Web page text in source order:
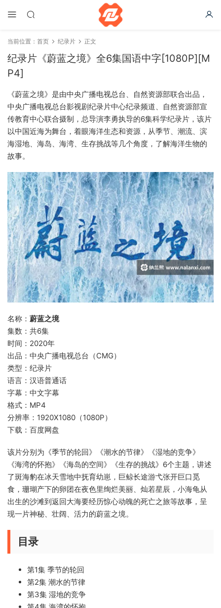
当前位置： 首页 纪录片 正文
纪录片《蔚蓝之境》全6集国语中字[1080P][M
P4]
《蔚蓝之境》是由中央广播电视总台、自然资源部联合出品，
中央广播电视总台影视剧纪录片中心纪录频道、自然资源部宣
传教育中心联合摄制，总导演李勇执导的6集科学纪录片，该片
以中国近海为舞台，着眼海洋生态和资源，从季节、潮流、滨
海湿地、海岛、海湾、生存挑战等几个角度，了解海洋生物的
故事。
名称： 蔚蓝之境
集数：共6集
时间：2020年
出品：中央广播电视总台（CMG）
类型：纪录片
语言：汉语普通话
字幕：中文字幕
格式：MP4
分辨率：1920X1080（1080P）
下载：百度网盘
该片分别为《季节的轮回》《潮水的节律》《湿地的竞争》
《海湾的怀抱》《海岛的空间》《生存的挑战》6个主题，讲述
了斑海豹在冰天雪地中抚育幼崽，巨鲸长途游弋张开巨口觅
食，珊瑚产下的卵团在夜色里绚烂美丽、灿若星辰，小海龟从
出生的沙滩到返回大海要经历惊心动魄的死亡之旅等故事，呈
现一片神秘、壮阔、活力的蔚蓝之境。
目录
第1集 季节的轮回
第2集 潮水的节律
第3集 湿地的竞争